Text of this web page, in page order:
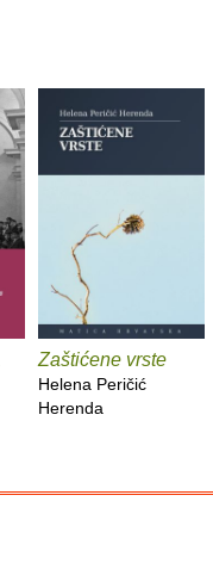
Zaštićene vrste
Helena Peričić
Herenda